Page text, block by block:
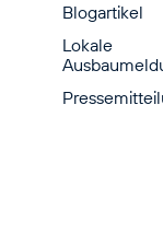
Blogartikel
Lokale